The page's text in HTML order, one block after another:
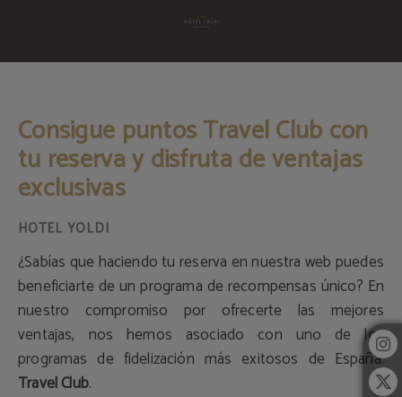
Consigue puntos Travel Club con
tu reserva y disfruta de ventajas
exclusivas
¿Sabías que haciendo tu reserva en nuestra web puedes
beneficiarte de un programa de recompensas único? En
nuestro compromiso por ofrecerte las mejores
ventajas, nos hemos asociado con uno de los
programas de fidelización más exitosos de España:
Travel Club.